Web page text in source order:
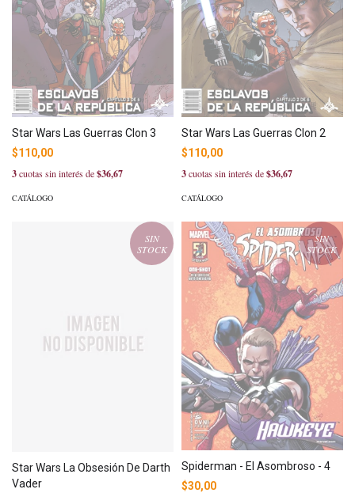
Star Wars Las Guerras Clon 3
$110,00
3cuotas sin interés de$36,67
CATÁLOGO
Star Wars Las Guerras Clon 2
$110,00
3cuotas sin interés de$36,67
CATÁLOGO
SIN
STOCK
Star Wars La Obsesión De Darth
Vader
SIN
STOCK
Spiderman - El Asombroso - 4
$30,00